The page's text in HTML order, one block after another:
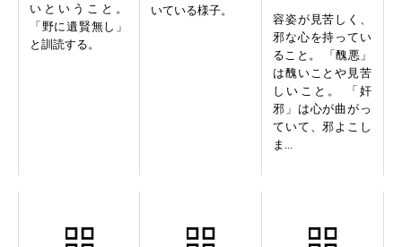
いということ。
「野に遺賢無し」
と訓読する。
いている様子。
容姿が見苦しく、
邪な心を持ってい
ること。 「醜悪」
は醜いことや見苦
しいこと。 「奸
邪」は心が曲がっ
ていて、邪よこし
ま...